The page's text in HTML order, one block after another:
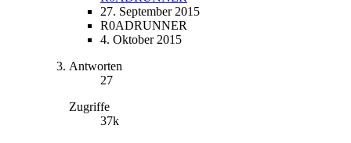
27. September 2015
R0ADRUNNER
4. Oktober 2015
Antworten
27
Zugriffe
37k